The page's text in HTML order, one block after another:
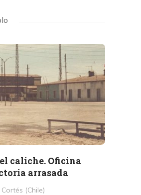
(Uruguay)
caliche. Oficina
arrasada
(Chile)